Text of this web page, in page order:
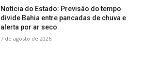
Notícia do Estado: Previsão do tempo
divide Bahia entre pancadas de chuva e
alerta por ar seco
7 de agosto de 2026